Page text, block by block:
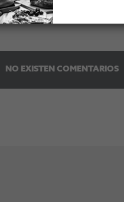
NO EXISTEN COMENTARIOS